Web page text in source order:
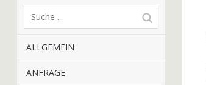
ALLGEMEIN
ANFRAGE